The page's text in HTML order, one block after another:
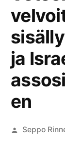
ja
en
Artikkelin
Seppo